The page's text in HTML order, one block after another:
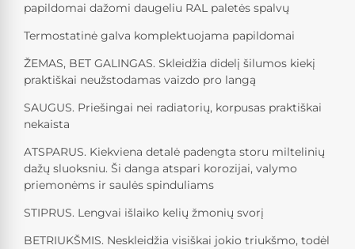
papildomai dažomi daugeliu RAL paletės spalvų
Termostatinė galva komplektuojama papildomai
ŽEMAS, BET GALINGAS. Skleidžia didelį šilumos kiekį
praktiškai neužstodamas vaizdo pro langą
SAUGUS. Priešingai nei radiatorių, korpusas praktiškai
nekaista
ATSPARUS. Kiekviena detalė padengta storu miltelinių
dažų sluoksniu. Ši danga atspari korozijai, valymo
priemonėms ir saulės spinduliams
STIPRUS. Lengvai išlaiko kelių žmonių svorį
BETRIUKŠMIS. Neskleidžia visiškai jokio triukšmo, todėl